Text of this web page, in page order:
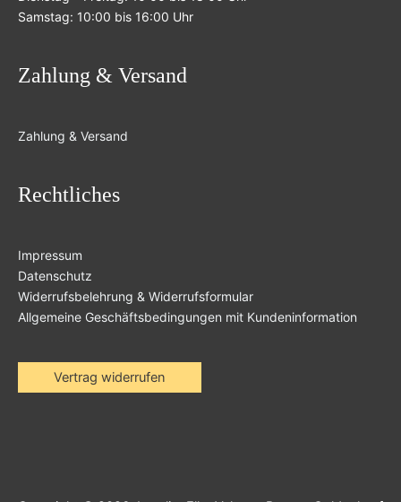
Samstag: 10:00 bis 16:00 Uhr
Zahlung & Versand
Zahlung & Versand
Rechtliches
Impressum
Datenschutz
Widerrufsbelehrung & Widerrufsformular
Allgemeine Geschäftsbedingungen mit Kundeninformation
Vertrag widerrufen